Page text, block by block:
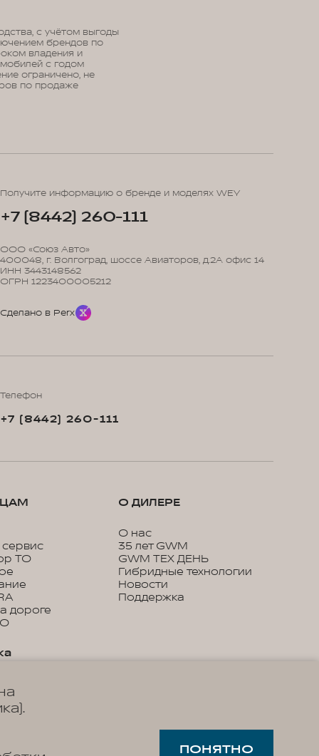
с учётом выгоды
брендов по
владения и
с годом
ограничено, не
по продаже
Получите информацию о бренде и моделях WEY
+7 (8442) 260-111
ООО «Союз Авто»
400048, г. Волгоград, шоссе Авиаторов, д.2А офис 14
ИНН 3443148562
ОГРН 1223400005212
Сделано в Perx
Телефон
+7 (8442) 260-111
ТО
дороге
WEY
О ДИЛЕРЕ
О нас
35 лет GWM
GWM ТЕХ ДЕНЬ
Гибридные технологии
Новости
Поддержка
ПОНЯТНО